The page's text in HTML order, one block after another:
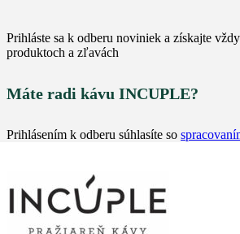
Prihláste sa k odberu noviniek a získajte
produktoch a zľavách
Máte radi kávu INCUPLE?
Prihlásením k odberu súhlasíte so